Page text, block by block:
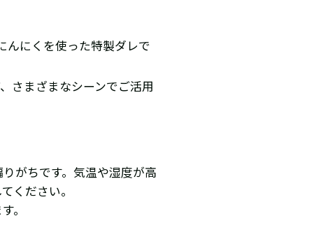
んにくを使った特製ダレで
さまざまなシーンでご活用
がちです。気温や湿度が高
ください。
。